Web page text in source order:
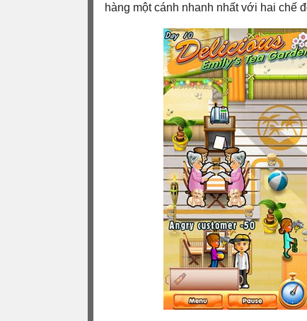
hàng một cánh nhanh nhất với hai chế